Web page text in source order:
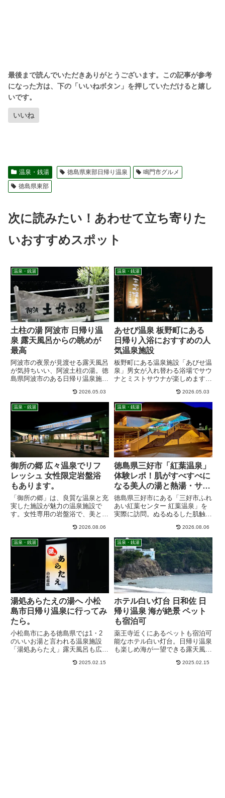
いいね
温泉・銭湯 徳島県東部日帰り温泉
鳴門市グルメ
徳島県東部
次に読みたい！あわせて立ち寄りた
いおすすめスポット
温泉・銭湯
土柱の湯 阿波市 日帰り温
泉 露天風呂からの眺めが
最高
阿波市の夜景が見渡せる露天風呂
が気持ちいい、阿波土柱の湯。徳
島県阿波市のある日帰り温泉施設
でJAF割も使えて、アメニティの
あるので手ぶらで立ち寄れ気軽に
入れる日帰り温泉施設です。
2026.05.03
温泉・銭湯
あせび温泉 板野町にある
日帰り入浴におすすめの人
気温泉施設
板野町にある温泉施設「あびせ温
泉」男女が入れ替わる浴場でサウ
ナとミストサウナが楽しめます。
季折々の景色を楽しみながらのん
びりと温泉が楽しめます。
2026.05.03
温泉・銭湯
御所の郷 広々温泉でリフ
レッシュ 女性限定岩盤浴
もあります。
「御所の郷」は、良質な温泉と充
実した施設が魅力の温泉施設で
す。女性専用の岩盤浴で、美と健
もちろん、宿泊も可能です。
2026.08.06
温泉・銭湯
徳島県三好市「紅葉温泉」
体験レポ！肌がすべすべに
なる美人の湯と熱湯・サウ
ナを満喫できる日帰り温泉
徳島県三好市にある「三好市ふれ
あい紅葉センター 紅葉温泉」を
実際に訪問。ぬるぬるした肌触り
人気のお風呂、露天風呂、サウ
ナ、45℃の熱湯、料金、営業時
間、アクセス、駐車場情報まで詳
しく紹介します。
2026.08.06
温泉・銭湯
湯処あらたえの湯へ 小松
島市日帰り温泉に行ってみ
たら。
小松島市にある徳島県では1・2
のいいお湯と言われる温泉施設
「湯処あらたえ」露天風呂も広々
2025.02.15
温泉・銭湯
ホテル白い灯台 日和佐 日
帰り温泉 海が絶景 ペット
も宿泊可
薬王寺近くにあるペットも宿泊可
能なホテル白い灯台。日帰り温泉
も楽しめ海が一望できる露天風呂
南部に遊びに行った時やペットと
2025.02.15